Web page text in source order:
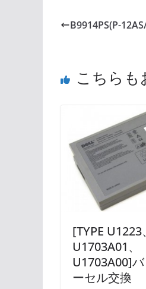
B9914PS(P-
こちらも
[TYPE U1223、
U1703A01、
U1703A00]バ
ーセル交換